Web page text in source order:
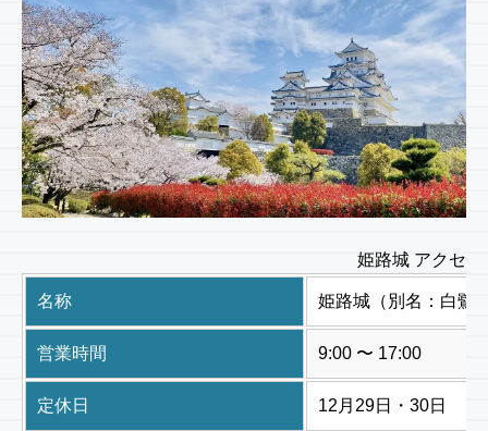
姫路城 アクセス
名称 姫路城（別名：白鷺
営業時間 9:00 〜 17:00
定休日 12月29日・30日